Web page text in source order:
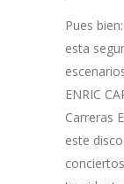
Pues
esta
ENRIC
Carreras
este